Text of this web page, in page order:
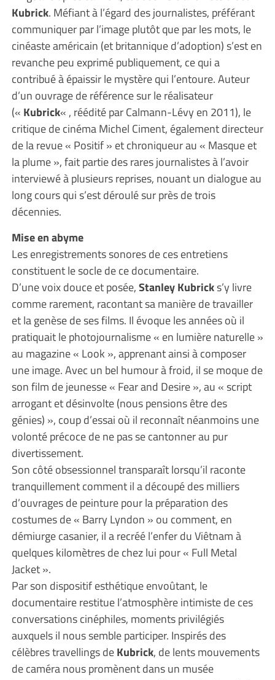
Kubrick. Méfiant à l’égard des journalistes, préférant
communiquer par l’image plutôt que par les mots, le
cinéaste américain (et britannique d’adoption) s’est en
revanche peu exprimé publiquement, ce qui a
contribué à épaissir le mystère qui l’entoure. Auteur
d’un ouvrage de référence sur le réalisateur
(« Kubrick« , réédité par Calmann-Lévy en 2011), le
critique de cinéma Michel Ciment, également directeur
de la revue « Positif » et chroniqueur au « Masque et
la plume », fait partie des rares journalistes à l’avoir
interviewé à plusieurs reprises, nouant un dialogue au
long cours qui s’est déroulé sur près de trois
décennies.
Mise en abyme
Les enregistrements sonores de ces entretiens
constituent le socle de ce documentaire.
D’une voix douce et posée,Stanley Kubricks’y livre
comme rarement, racontant sa manière de travailler
et la genèse de ses films. Il évoque les années où il
pratiquait le photojournalisme « en lumière naturelle »
au magazine « Look », apprenant ainsi à composer
une image. Avec un bel humour à froid, il se moque de
son film de jeunesse « Fear and Desire », au « script
arrogant et désinvolte (nous pensions être des
génies) », coup d’essai où il reconnaît néanmoins une
volonté précoce de ne pas se cantonner au pur
divertissement.
Son côté obsessionnel transparaît lorsqu’il raconte
tranquillement comment il a découpé des milliers
d’ouvrages de peinture pour la préparation des
costumes de « Barry Lyndon » ou comment, en
démiurge casanier, il a recréé l’enfer du Viêtnam à
quelques kilomètres de chez lui pour « Full Metal
Jacket ».
Par son dispositif esthétique envoûtant, le
documentaire restitue l’atmosphère intimiste de ces
conversations cinéphiles, moments privilégiés
auxquels il nous semble participer. Inspirés des
célèbres travellings deKubrick, de lents mouvements
de caméra nous promènent dans un musée